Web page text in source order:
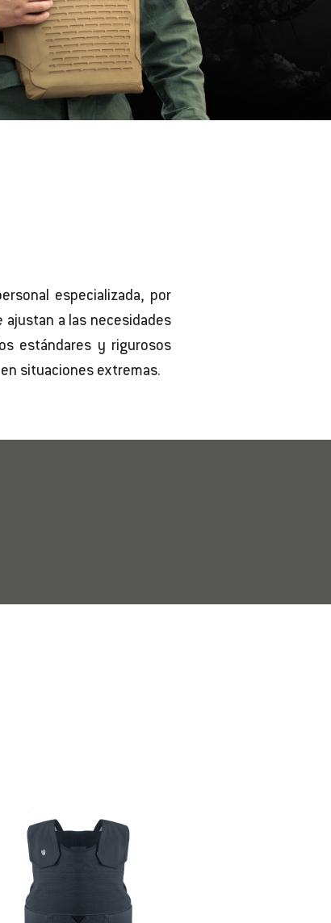
especializada, por
ajustan a las necesidades
estándares y rigurosos
situaciones extremas.